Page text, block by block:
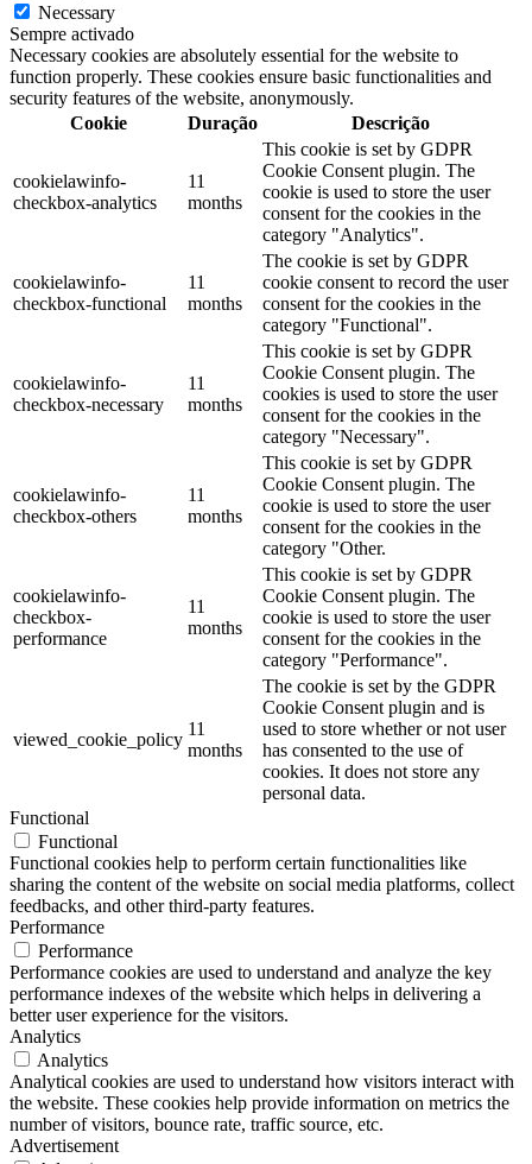
Necessary
Sempre activado
Necessary cookies are absolutely essential for the website to
function properly. These cookies ensure basic functionalities and
security features of the website, anonymously.
Cookie
Duração Descrição
cookielawinfo-
checkbox-analytics
11
months
This cookie is set by GDPR
Cookie Consent plugin. The
cookie is used to store the user
consent for the cookies in the
category "Analytics".
cookielawinfo-
checkbox-functional
11
months
The cookie is set by GDPR
cookie consent to record the user
consent for the cookies in the
category "Functional".
cookielawinfo-
checkbox-necessary
11
months
This cookie is set by GDPR
Cookie Consent plugin. The
cookies is used to store the user
consent for the cookies in the
category "Necessary".
cookielawinfo-
checkbox-others
11
months
This cookie is set by GDPR
Cookie Consent plugin. The
cookie is used to store the user
consent for the cookies in the
category "Other.
cookielawinfo-
checkbox-
performance
11
months
This cookie is set by GDPR
Cookie Consent plugin. The
cookie is used to store the user
consent for the cookies in the
category "Performance".
viewed_cookie_policy
11
months
The cookie is set by the GDPR
Cookie Consent plugin and is
used to store whether or not user
has consented to the use of
cookies. It does not store any
personal data.
Functional
Functional
Functional cookies help to perform certain functionalities like
sharing the content of the website on social media platforms, collect
feedbacks, and other third-party features.
Performance
Performance
Performance cookies are used to understand and analyze the key
performance indexes of the website which helps in delivering a
better user experience for the visitors.
Analytics
Analytics
Analytical cookies are used to understand how visitors interact with
the website. These cookies help provide information on metrics the
number of visitors, bounce rate, traffic source, etc.
Advertisement